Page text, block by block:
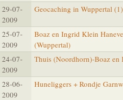
29-07-
2009
Geocaching in Wuppertal (1)
25-07-
2009
Boaz en Ingrid Klein
(Wuppertal)
24-07-
2009
Thuis (Noordhorn)-Boaz
28-06-
2009
Huneliggers + Rondje